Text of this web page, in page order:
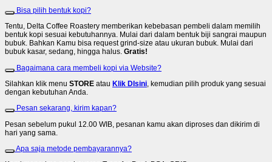
Bisa pilih bentuk kopi?
Tentu, Delta Coffee Roastery memberikan kebebasan pembeli dalam memilih
bentuk kopi sesuai kebutuhannya. Mulai dari dalam bentuk biji sangrai maupun
bubuk. Bahkan Kamu bisa request grind-size atau ukuran bubuk. Mulai dari
bubuk kasar, sedang, hingga halus. Gratis!
Bagaimana cara membeli kopi via Website?
Silahkan klik menu STORE atau Klik DIsini, kemudian pilih produk yang sesuai
dengan kebutuhan Anda.
Pesan sekarang, kirim kapan?
Pesan sebelum pukul 12.00 WIB, pesanan kamu akan diproses dan dikirim di
hari yang sama.
Apa saja metode pembayarannya?